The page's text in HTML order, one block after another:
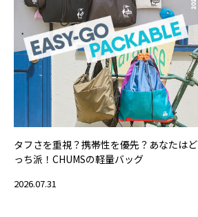
タフさを重視？携帯性を優先？あなたはど
っち派！CHUMSの軽量バッグ
2026.07.31